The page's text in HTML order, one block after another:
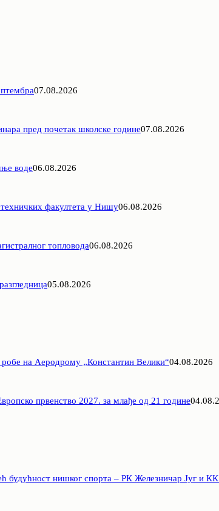
07.08.2026
пред почетак школске године07.08.2026
воде06.08.2026
факултета у Нишу06.08.2026
топловода06.08.2026
05.08.2026
на Аеродрому „Константин Велики“04.08.2026
првенство 2027. за млађе од 21 године
будућност нишког спорта – РК Железничар Југ и